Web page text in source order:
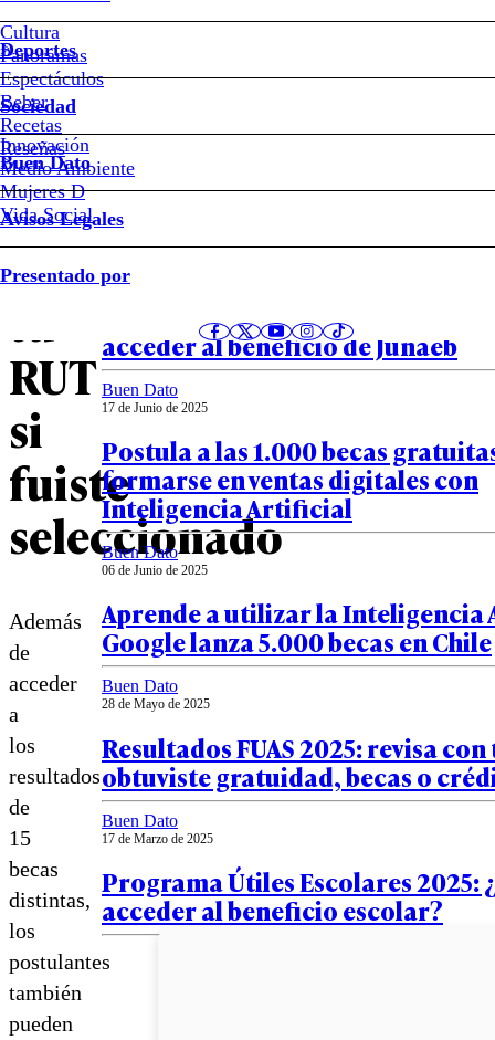
Cultura
Panoramas
Espectáculos
Beber
Recetas
Reseñas
Deportes
Sociedad
Innovación
Medio Ambiente
Mujeres D
Vida Social
Buen Dato
Avisos Legales
Presentado por
Becas
Junaeb
2025:
revisa
con
RUT
si
fuiste
seleccionado
Además
de
acceder
a
los
resultados
de
15
becas
distintas,
los
postulantes
también
pueden
Notas relacionadas
27 de Junio de 2025
Lentes gratuitos para escolares:
acceder al beneficio de Junaeb
Buen Dato
17 de Junio de 2025
Postula a las 1.000 becas
formarse en ventas digitales con
Inteligencia Artificial
Buen Dato
06 de Junio de 2025
Aprende a utilizar la
Google lanza 5.000 becas en Chile
Buen Dato
28 de Mayo de 2025
Resultados FUAS 2025: revisa con
obtuviste gratuidad, becas o
Buen Dato
17 de Marzo de 2025
Programa Útiles Escolares 2025:
acceder al beneficio escolar?